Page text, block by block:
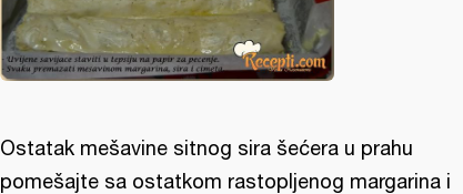
Ostatak mešavine sitnog sira šećera u prahu
pomešajte sa ostatkom rastopljenog margarina i